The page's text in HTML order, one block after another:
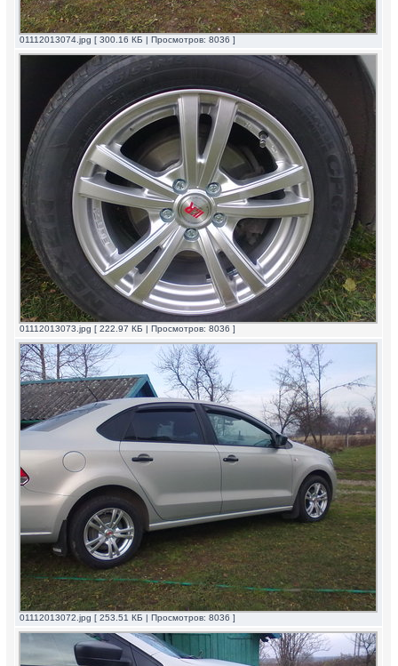
01112013074.jpg [ 300.16 КБ | Просмотров: 8036 ]
01112013073.jpg [ 222.97 КБ | Просмотров: 8036 ]
01112013072.jpg [ 253.51 КБ | Просмотров: 8036 ]